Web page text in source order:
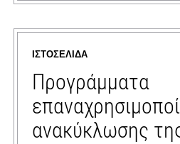
opens
in
new
tab
ΙΣΤΟΣΕΛΊΔΑ
Προγράμματα
ανακύκλωσης